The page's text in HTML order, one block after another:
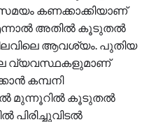
കണക്കാക്കിയാണ്
എന്നാൽ അതിൽ കൂടുതൽ
ആവശ്യം. പുതിയ
വ്യവസ്ഥകളുമാണ്
കമ്പനി
മുന്നൂറിൽ കൂടുതൽ
പിരിച്ചുവിടൽ